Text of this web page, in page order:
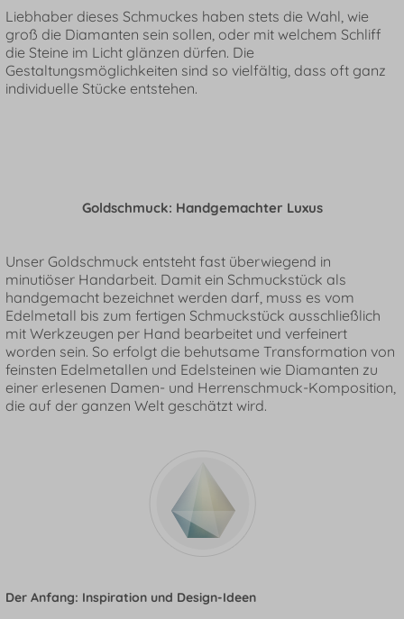
Liebhaber dieses Schmuckes haben stets die Wahl, wie
groß die Diamanten sein sollen, oder mit welchem Schliff
die Steine im Licht glänzen dürfen. Die
Gestaltungsmöglichkeiten sind so vielfältig, dass oft ganz
individuelle Stücke entstehen.
Goldschmuck: Handgemachter Luxus
Unser Goldschmuck entsteht fast überwiegend in
minutiöser Handarbeit. Damit ein Schmuckstück als
handgemacht bezeichnet werden darf, muss es vom
Edelmetall bis zum fertigen Schmuckstück ausschließlich
mit Werkzeugen per Hand bearbeitet und verfeinert
worden sein. So erfolgt die behutsame Transformation von
feinsten Edelmetallen und Edelsteinen wie Diamanten zu
einer erlesenen Damen- und Herrenschmuck-Komposition,
die auf der ganzen Welt geschätzt wird.
Der Anfang: Inspiration und Design-Ideen